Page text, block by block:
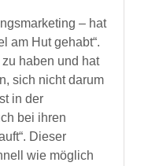
– hat
am Hut gehabt“.
haben und hat
sich nicht darum
in der
bei ihren
Dieser
wie möglich